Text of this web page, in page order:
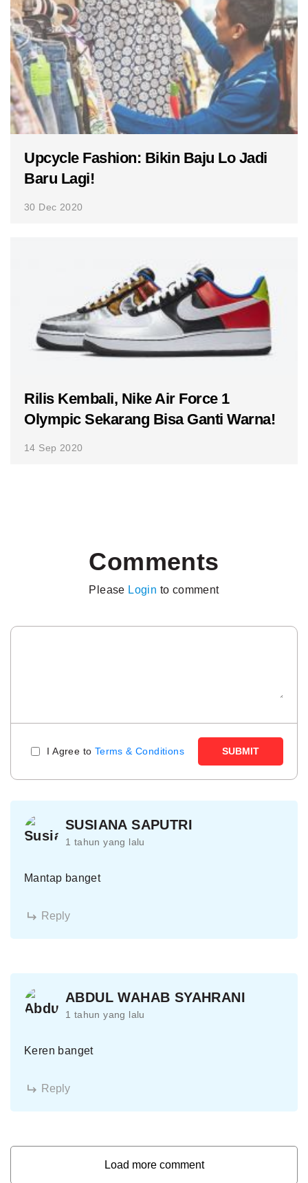
Upcycle Fashion: Bikin Baju Lo Jadi
Baru Lagi!
30 Dec 2020
Rilis Kembali, Nike Air Force 1
Olympic Sekarang Bisa Ganti Warna!
14 Sep 2020
Comments
Please Login to comment
I Agree to Terms & Conditions SUBMIT
SUSIANA SAPUTRI
1 tahun yang lalu
Mantap banget
Reply
ABDUL WAHAB SYAHRANI
1 tahun yang lalu
Keren banget
Reply
Load more comment